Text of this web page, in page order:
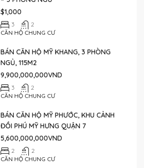
$1,000
3
2
CĂN HỘ CHUNG CƯ
BÁN CĂN HỘ MỸ KHANG, 3 PHÒNG
NGỦ, 115M2
9,900,000,000VND
3
2
CĂN HỘ CHUNG CƯ
BÁN CĂN HỘ MỸ PHƯỚC, KHU CẢNH
ĐỒI PHÚ MỸ HƯNG QUẬN 7
5,600,000,000VND
2
2
CĂN HỘ CHUNG CƯ